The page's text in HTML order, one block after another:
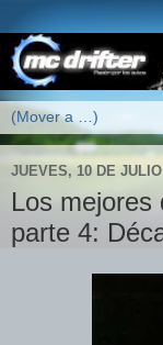
JUEVES, 10 DE
Los mejores
parte 4: